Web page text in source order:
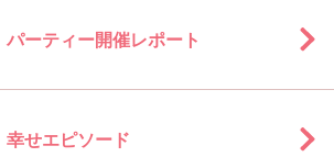
パーティー開催レポート
幸せエピソード